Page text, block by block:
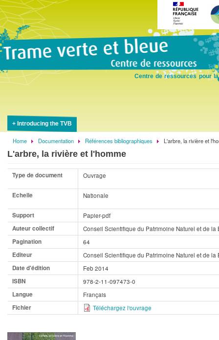
Centre de ressources pour
Introducing the TVB
Breadcrumb
Home Documentation Références bibliographiques L'arbre, la rivière et
L'arbre, la rivière et l'homme
Type de document Ouvrage
Echelle Nationale
Support
Papier-pdf
Auteur collectif
Conseil Scientifique du Patrimoine Naturel et de la
Pagination
64
Editeur
Conseil Scientifique du Patrimoine Naturel et de la
Date d'édition
Feb 2014
ISBN
978-2-11-097473-0
Langue
Français
Fichier
Téléchargez l'ouvrage